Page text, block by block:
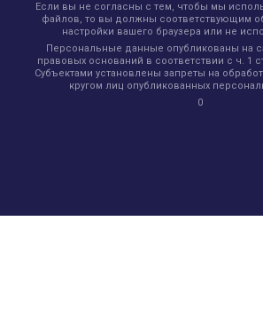
Если вы не согласны с тем, чтобы мы
файлов, то вы должны соответствующим
настройки вашего браузера или не
Персональные данные опубликованы на
правовых оснований в соответствии с ч. 1
Субъектами установлены запреты на
кругом лиц опубликованных
0